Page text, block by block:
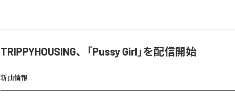
TRIPPYHOUSING、「Pussy Girl」を配信開始
新曲情報